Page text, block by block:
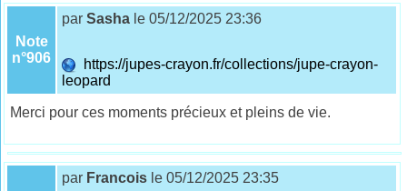
Note
n°906
parSasha le 05/12/2025 23:36
https://jupes-crayon.fr/collections/jupe-crayon-
leopard
Merci pour ces moments précieux et pleins de vie.
par Francois le 05/12/2025 23:35